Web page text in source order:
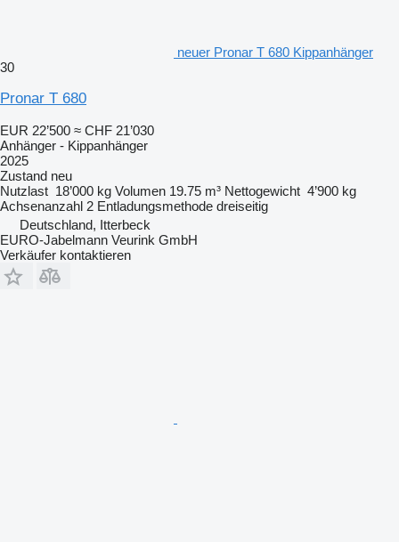
neuer Pronar T 680 Kippanhänger
30
Pronar T 680
EUR 22’500 ≈ CHF 21’030
Anhänger - Kippanhänger
2025
Zustand neu
Nutzlast 18’000 kg Volumen 19.75 m³ Nettogewicht 4’900 kg
Achsenanzahl 2 Entladungsmethode dreiseitig
Deutschland, Itterbeck
EURO-Jabelmann Veurink GmbH
Verkäufer kontaktieren